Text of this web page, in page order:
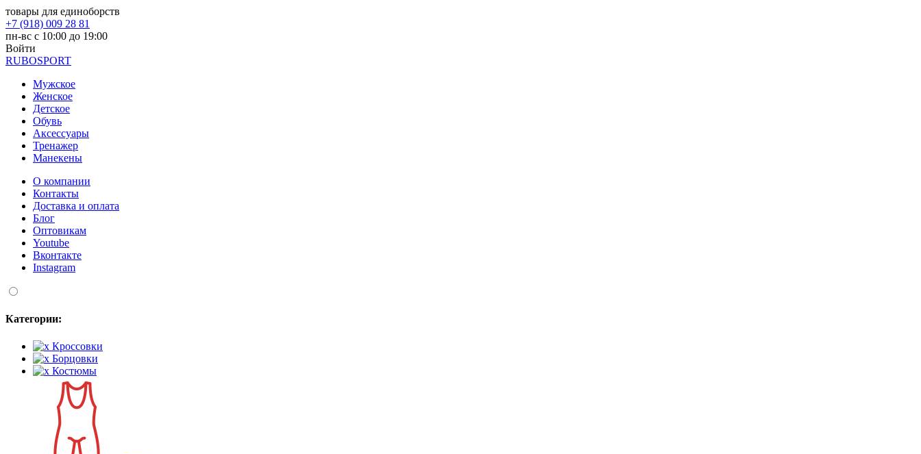
товары для единоборств
+7 (918) 009 28 81
пн-вс с 10:00 до 19:00
Войти
RUBOSPORT
Мужское
Женское
Детское
Обувь
Аксессуары
Тренажер
Манекены
О компании
Контакты
Доставка и оплата
Блог
Оптовикам
Youtube
Вконтакте
Instagram
Категории:
Кроссовки
Борцовки
Костюмы